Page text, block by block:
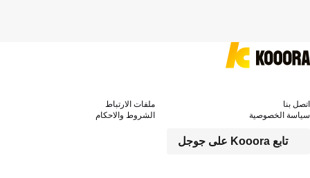
تابع Kooora على جوجل
اتصل بنا
ملفات الارتباط
سياسة الخصوصية
الشروط والاحكام